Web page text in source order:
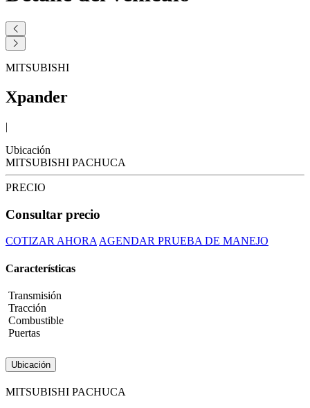
MITSUBISHI
Xpander
|
Ubicación
MITSUBISHI PACHUCA
PRECIO
Consultar precio
COTIZAR AHORA AGENDAR PRUEBA DE MANEJO
Características
Transmisión
Tracción
Combustible
Puertas
Ubicación
MITSUBISHI PACHUCA